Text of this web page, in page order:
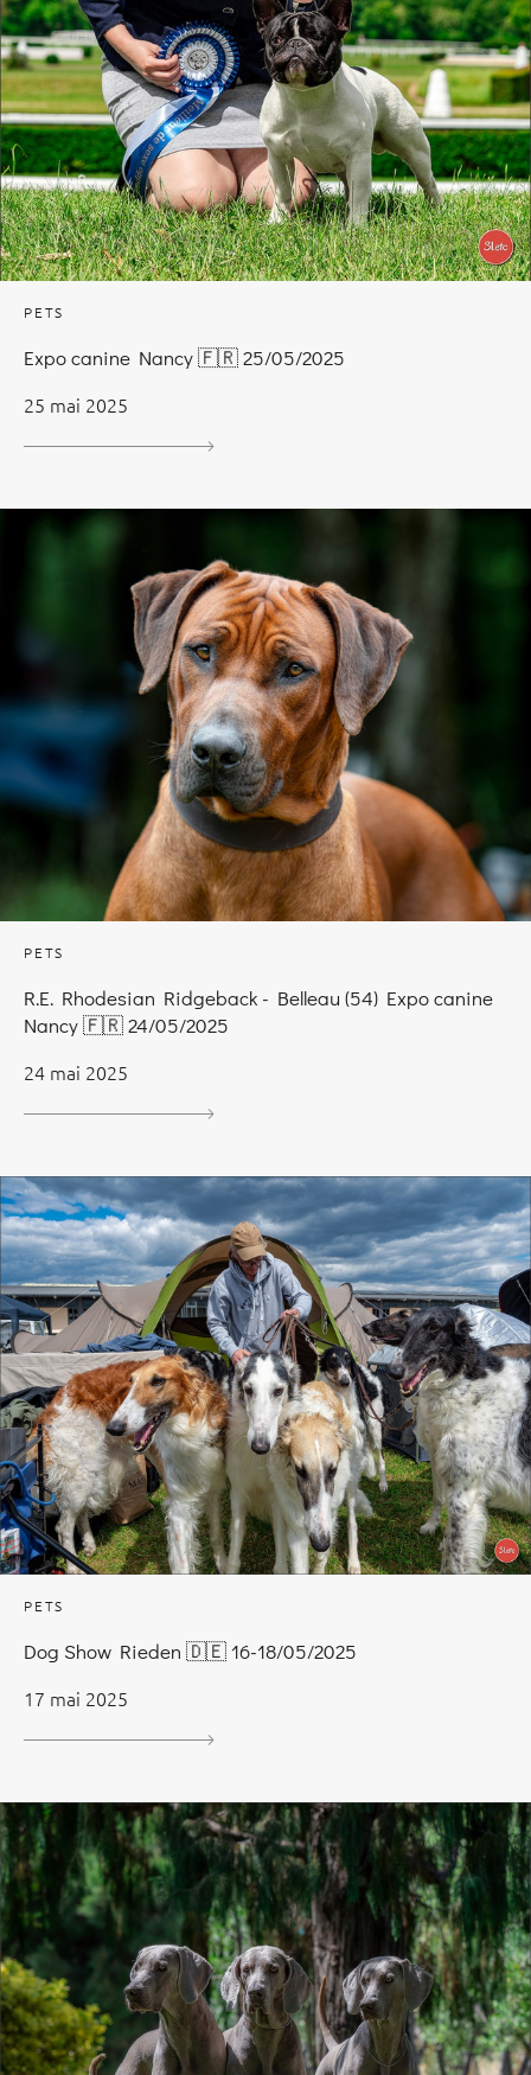
PETS
Expo canine Nancy 🇫🇷 25/05/2025
25 mai 2025
PETS
R.E. Rhodesian Ridgeback - Belleau (54) Expo canine
Nancy 🇫🇷 24/05/2025
24 mai 2025
PETS
Dog Show Rieden 🇩🇪 16-18/05/2025
17 mai 2025